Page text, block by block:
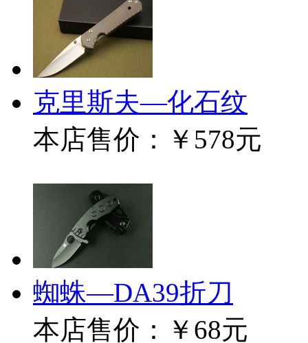
克里斯夫—化石纹
本店售价：
￥578元
蜘蛛—DA39折刀
本店售价：
￥68元